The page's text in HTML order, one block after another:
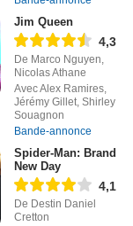
Jim Queen
4,3
De Marco Nguyen,
Nicolas Athane
Avec Alex Ramires,
Jérémy Gillet, Shirley
Souagnon
Bande-annonce
Spider-Man: Brand
New Day
4,1
De Destin Daniel
Cretton